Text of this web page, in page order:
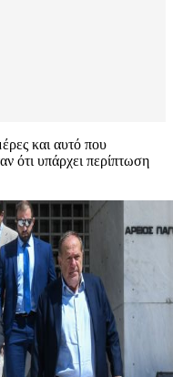
και αυτό που
ότι υπάρχει περίπτωση